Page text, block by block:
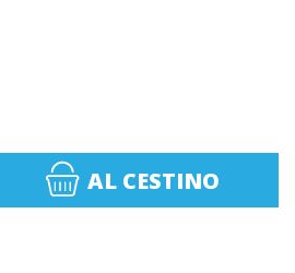
AL CESTINO